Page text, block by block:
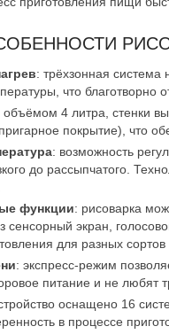
: трёхзонная
что благотворно
объёмом 4 литра, стенки
покрытие), что
: возможность
до рассыпчатого.
функции: рисоварка
сенсорный экран,
для разных сортов
: экспресс-режим
питание и не любят
оснащено 16
в процессе